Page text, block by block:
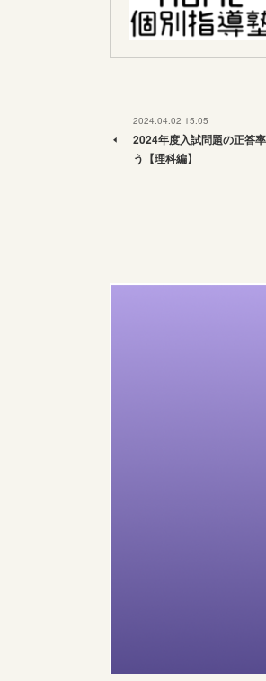
2024.04.02 15:05
2024年度入試問題の正答
う【理科編】